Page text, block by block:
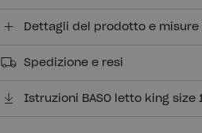
Dettagli del prodotto e misure
Spedizione e resi
Istruzioni BASO letto king size